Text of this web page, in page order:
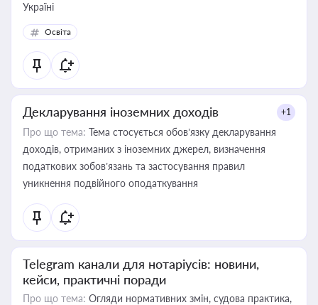
Україні
Освіта
Декларування іноземних доходів +1
Про що тема: Тема стосується обов’язку декларування
доходів, отриманих з іноземних джерел, визначення
податкових зобов’язань та застосування правил
уникнення подвійного оподаткування
Telegram канали для нотаріусів: новини,
кейси, практичні поради
Про що тема: Огляди нормативних змін, судова практика,